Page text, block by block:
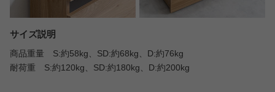
サイズ説明
商品重量 S:約58kg、SD:約68kg、D:約76kg
耐荷重 S:約120kg、SD:約180kg、D:約200kg